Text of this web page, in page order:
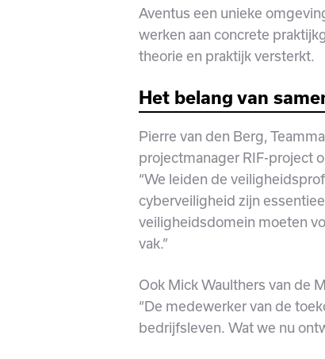
Aventus een unieke
werken aan concrete
theorie en praktijk versterkt.
Het belang van
Pierre van den Berg,
projectmanager RIF-project
“We leiden de
cyberveiligheid zijn
veiligheidsdomein moeten
vak.”
Ook Mick Waulthers van de
“De medewerker van de
bedrijfsleven. Wat we nu